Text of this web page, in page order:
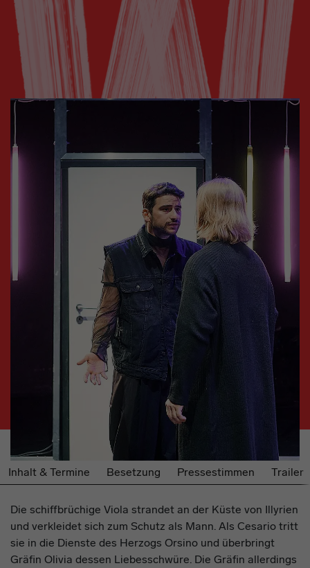
Workshop
Inhalt & Termine Besetzung Pressestimmen Trailer
Die schiffbrüchige Viola strandet an der Küste von Illyrien
und verkleidet sich zum Schutz als Mann. Als Cesario tritt
sie in die Dienste des Herzogs Orsino und überbringt
Gräfin Olivia dessen Liebesschwüre. Die Gräfin allerdings